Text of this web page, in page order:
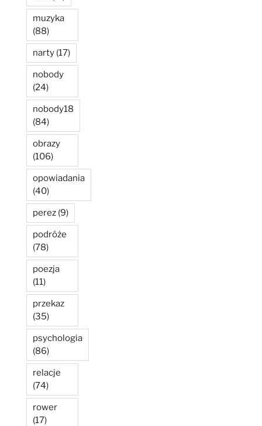
muzyka
(88)
narty (17)
nobody
(24)
nobody18
(84)
obrazy
(106)
opowiadania
(40)
perez (9)
podróże
(78)
poezja
(11)
przekaz
(35)
psychologia
(86)
relacje
(74)
rower
(17)